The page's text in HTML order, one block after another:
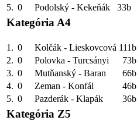
5. 0 Podolský - Kekeňák 33b
Kategória A4
1. 0 Kolčák - Lieskovcová 111b
2. 0 Polovka - Turcsányi
73b
3. 0 Mutňanský - Baran
66b
4. 0 Zeman - Konfál
46b
5. 0 Pazderák - Klapák 36b
Kategória Z5